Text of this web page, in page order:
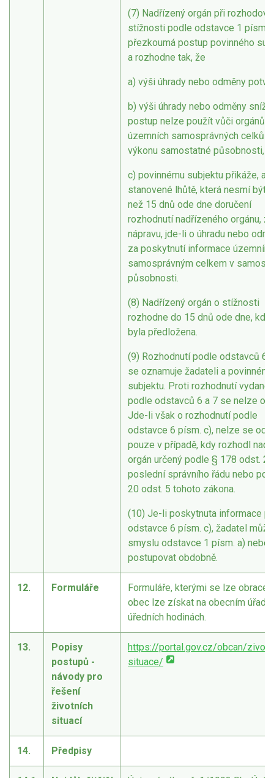
(7) Nadřízený orgán při
stížnosti podle odstavce 1 písm.
přezkoumá postup povinného
a rozhodne tak, že
a) výši úhrady nebo odměny
b) výši úhrady nebo odměny sníží;
postup nelze použít vůči orgánům
územních samosprávných celků
výkonu samostatné působnosti,
c) povinnému subjektu přikáže,
stanovené lhůtě, která nesmí být
než 15 dnů ode dne doručení
rozhodnutí nadřízeného orgánu,
nápravu, jde-li o úhradu nebo
za poskytnutí informace územním
samosprávným celkem v
působnosti.
(8) Nadřízený orgán o stížnosti
rozhodne do 15 dnů ode dne, kdy
byla předložena.
(9) Rozhodnutí podle odstavců 6
se oznamuje žadateli a povinnému
subjektu. Proti rozhodnutí
podle odstavců 6 a 7 se nelze
Jde-li však o rozhodnutí podle
odstavce 6 písm. c), nelze se
pouze v případě, kdy rozhodl
orgán určený podle § 178 odst. 2
poslední správního řádu nebo
20 odst. 5 tohoto zákona.
(10) Je-li poskytnuta informace
odstavce 6 písm. c), žadatel
smyslu odstavce 1 písm. a) nebo
postupovat obdobně.
12. Formuláře
Formuláře, kterými se lze obracet
obec lze získat na obecním úřadě
úředních hodinách.
13.
Popisy
postupů -
návody pro
řešení
životních
situací
https://portal.gov.cz/obcan/
situace/
14. Předpisy